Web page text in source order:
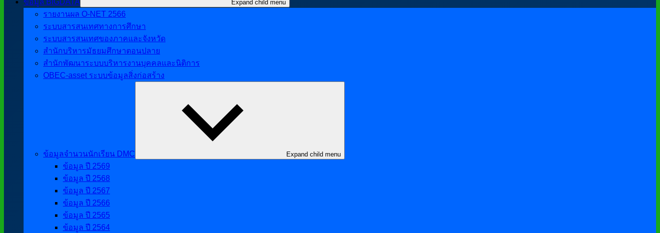
ข้อมูล BIGDATA Expand child menu
รายงานผล O-NET 2566
ระบบสารสนเทศทางการศึกษา
ระบบสารสนเทศของภาคและจังหวัด
สำนักบริหารมัธยมศึกษาตอนปลาย
สำนักพัฒนาระบบบริหารงานบุคคลและนิติการ
OBEC-asset ระบบข้อมูลสิ่งก่อสร้าง
ข้อมูลจำนวนนักเรียน DMC Expand child menu
ข้อมูล ปี 2569
ข้อมูล ปี 2568
ข้อมูล ปี 2567
ข้อมูล ปี 2566
ข้อมูล ปี 2565
ข้อมูล ปี 2564